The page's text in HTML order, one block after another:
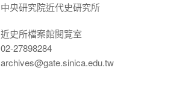
中央研究院近代史研究所
近史所檔案館閱覽室
02-27898284
archives@gate.sinica.edu.tw